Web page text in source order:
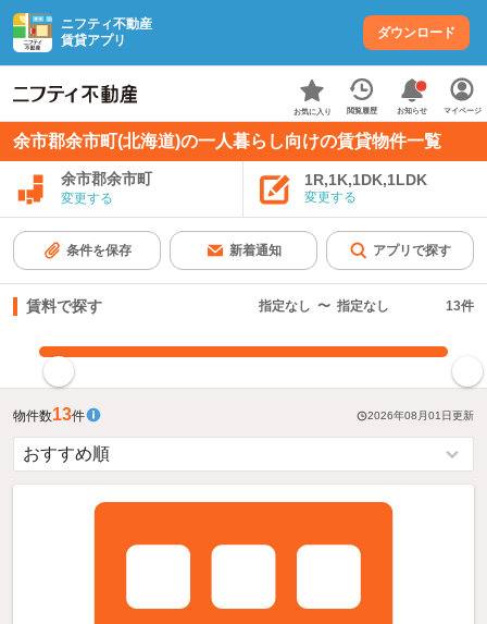
ニフティ不動産
賃貸アプリ
ダウンロード
お気に入り 閲覧履歴 お知らせ マイページ
余市郡余市町(北海道)の一人暮らし向けの賃貸物件一覧
余市郡余市町
変更する
1R,1K,1DK,1LDK
変更する
条件を保存 新着通知 アプリで探す
賃料で探す 指定なし 〜 指定なし 13件
物件数13件 2026年08月01日更新